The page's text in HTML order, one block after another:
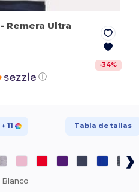
- Remera Ultra
-34%
ⓘ
+ 11 Tabla de tallas
Blanco